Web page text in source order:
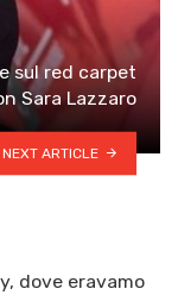
sul red carpet
Sara Lazzaro
NEXT ARTICLE
dove eravamo